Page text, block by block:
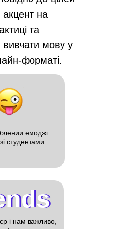
і нам важливо,
емоджі
студентами
на
та
мову у
форматі.